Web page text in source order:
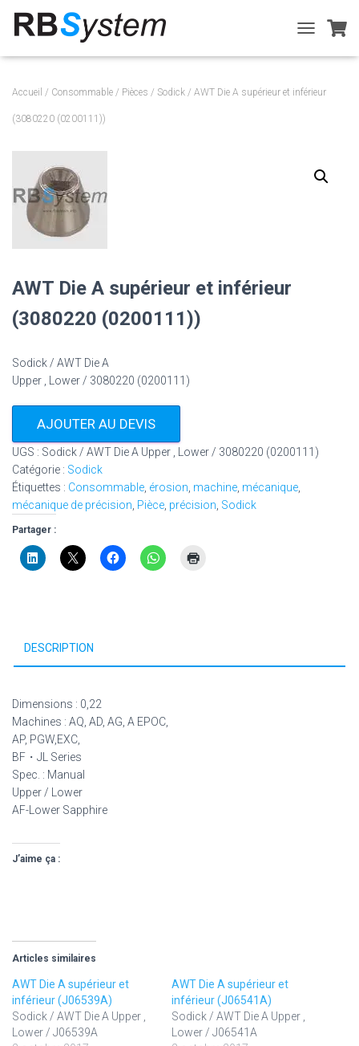
O
G
Accueil / Consommable / Pièces / Sodick / AWT Die A supérieur et inférieur
(3080220 (0200111))
AWT Die A supérieur et inférieur
(3080220 (0200111))
Sodick / AWT Die A
Upper , Lower / 3080220 (0200111)
AJOUTER AU DEVIS
UGS : Sodick / AWT Die A Upper , Lower / 3080220 (0200111)
Catégorie : Sodick
Étiquettes : Consommable érosion machine mécanique
mécanique de précision Pièce précision Sodick
Partager :
DESCRIPTION
Dimensions : 0,22
Machines : AQ, AD, AG, A EPOC,
AP, PGW,EXC,
BF・JL Series
Spec. : Manual
Upper / Lower
AF-Lower Sapphire
J’aime ça :
Articles similaires
AWT Die A supérieur et
inférieur (J06539A)
Sodick / AWT Die A Upper ,
Lower / J06539A
AWT Die A supérieur et
inférieur (J06541A)
Sodick / AWT Die A Upper ,
Lower / J06541A